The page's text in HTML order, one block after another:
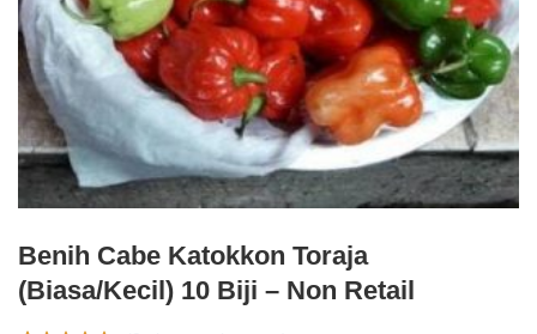
Benih Cabe Katokkon Toraja
(Biasa/Kecil) 10 Biji – Non Retail